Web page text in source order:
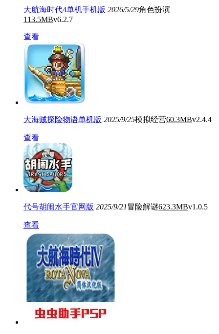
大航海时代4单机手机版 2026/5/29角色扮演
113.5MBv6.2.7
查看
大海贼探险物语单机版 2025/9/25模拟经营60.3MBv2.4.4
查看
代号胡闹水手官网版 2025/9/21 冒险解谜623.3MBv1.0.5
查看